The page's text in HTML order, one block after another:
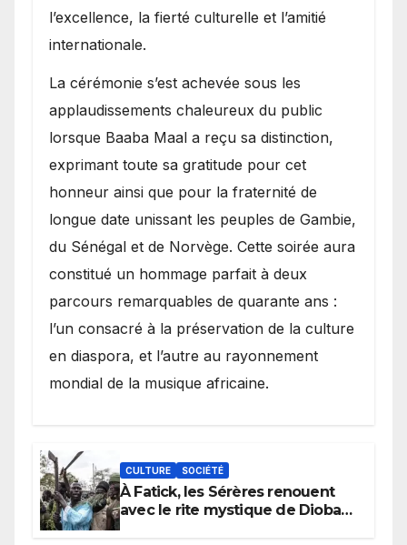
l’excellence, la fierté culturelle et l’amitié
internationale.
​La cérémonie s’est achevée sous les
applaudissements chaleureux du public
lorsque Baaba Maal a reçu sa distinction,
exprimant toute sa gratitude pour cet
honneur ainsi que pour la fraternité de
longue date unissant les peuples de Gambie,
du Sénégal et de Norvège. Cette soirée aura
constitué un hommage parfait à deux
parcours remarquables de quarante ans :
l’un consacré à la préservation de la culture
en diaspora, et l’autre au rayonnement
mondial de la musique africaine.
CULTURE SOCIÉTÉ
À Fatick, les Sérères renouent
avec le rite mystique de Diobaye